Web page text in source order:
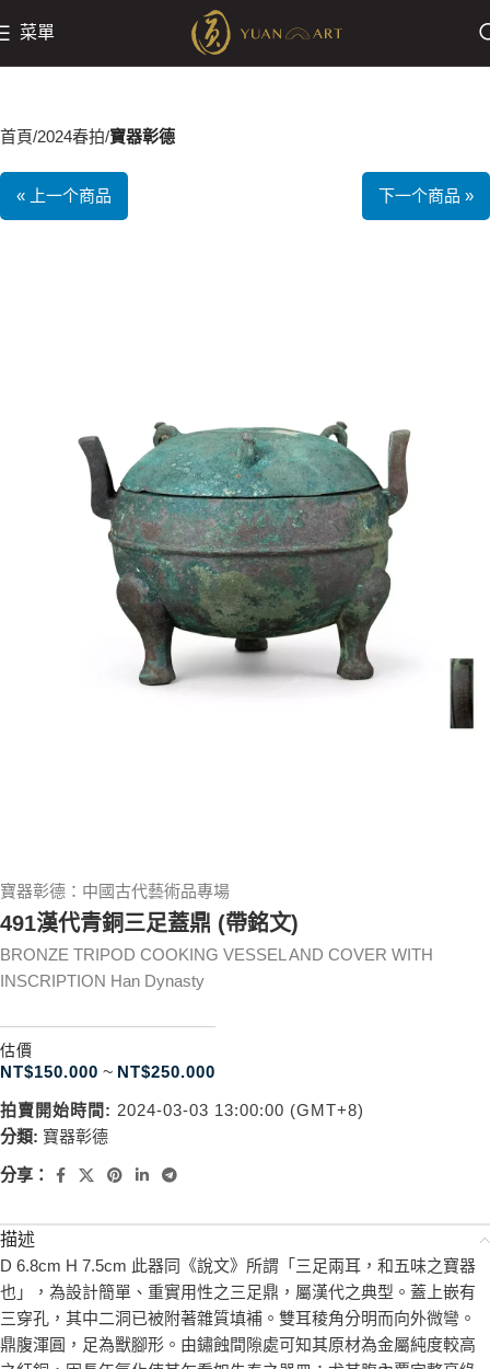
菜單
首頁 2024春拍 寶器彰德
« 上一个商品 下一个商品 »
寶器彰德：中國古代藝術品專場
491漢代青銅三足蓋鼎 (帶銘文)
BRONZE TRIPOD COOKING VESSEL AND COVER WITH
INSCRIPTION Han Dynasty
估價
NT$150.000 ~ NT$250.000
拍賣開始時間: 2024-03-03 13:00:00 (GMT+8)
分類: 寶器彰德
分享：
描述
D 6.8cm H 7.5cm 此器同《說文》所謂「三足兩耳，和五味之寶器
也」，為設計簡單、重實用性之三足鼎，屬漢代之典型。蓋上嵌有
三穿孔，其中二洞已被附著雜質填補。雙耳稜角分明而向外微彎。
鼎腹渾圓，足為獸腳形。由鏽蝕間隙處可知其原材為金屬純度較高